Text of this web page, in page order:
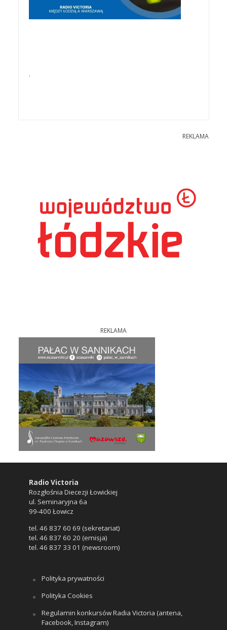
.
REKLAMA
REKLAMA
Radio Victoria
Rozgłośnia Diecezji Łowickiej
ul. Seminaryjna 6a
99-400 Łowicz
tel. 46 837 60 69 (sekretariat)
tel. 46 837 60 20 (emisja)
tel. 46 837 33 01 (newsroom)
Polityka prywatności
Polityka Cookies
Regulamin konkursów Radia Victoria (antena,
Facebook, Instagram)